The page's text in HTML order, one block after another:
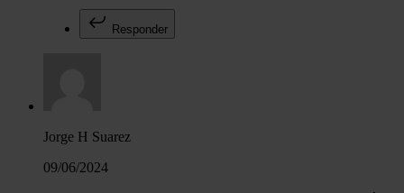
Responder
Jorge H Suarez
09/06/2024